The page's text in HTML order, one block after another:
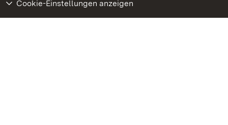
Cookie-Einstellungen anzeigen
Weiteres